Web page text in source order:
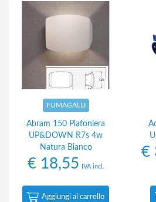
FUMAGALLI
Abram 150 Plafoniera
UP&DOWN R7s 4w
Natura Bianco
€18,55 IVA incl.
Aggiungi al carrello
€